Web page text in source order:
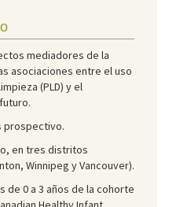
mediadores de la
asociaciones entre el uso
(PLD) y el
prospectivo.
en tres distritos
Winnipeg y Vancouver).
de 0 a 3 años de la cohorte